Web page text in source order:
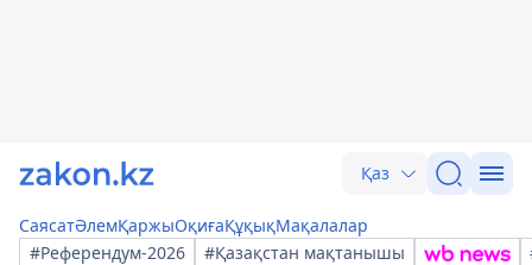
Қаз
СаясатӘлемҚаржыОқиғаҚұқықМақалалар
#Референдум-2026
#Қазақстан мақтанышы